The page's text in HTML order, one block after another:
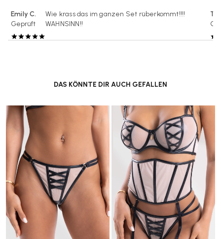
Emily C.
Geprüft
Wie krass das im ganzen Set rüberkommt!!!!
WAHNSINN!!
DAS KÖNNTE DIR AUCH GEFALLEN